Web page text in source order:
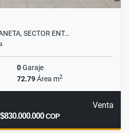
SECTOR ENT…
0Garaje
72.79Área m2
Venta
$830.000.000COP